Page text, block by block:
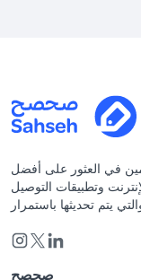
في العثور على أفضل
وتطبيقات التوصيل
صحصح